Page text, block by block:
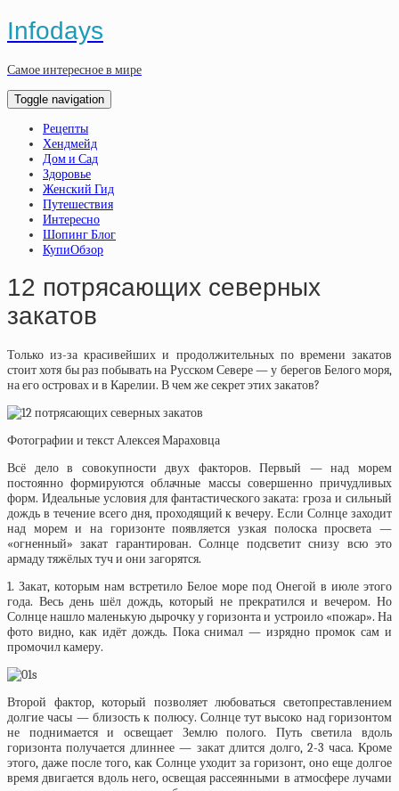
Infodays
Самое интересное в мире
Toggle navigation
Рецепты
Хендмейд
Дом и Сад
Здоровье
Женский Гид
Путешествия
Интересно
Шопинг Блог
КупиОбзор
12 потрясающих северных
закатов
Только из-за красивейших и продолжительных по времени закатов
стоит хотя бы раз побывать на Русском Севере — у берегов Белого моря,
на его островах и в Карелии. В чем же секрет этих закатов?
Фотографии и текст Алексея Мараховца
Всё дело в совокупности двух факторов. Первый — над морем
постоянно формируются облачные массы совершенно причудливых
форм. Идеальные условия для фантастического заката: гроза и сильный
дождь в течение всего дня, проходящий к вечеру. Если Солнце заходит
над морем и на горизонте появляется узкая полоска просвета —
«огненный» закат гарантирован. Солнце подсветит снизу всю это
армаду тяжёлых туч и они загорятся.
1. Закат, которым нам встретило Белое море под Онегой в июле этого
года. Весь день шёл дождь, который не прекратился и вечером. Но
Солнце нашло маленькую дырочку у горизонта и устроило «пожар». На
фото видно, как идёт дождь. Пока снимал — изрядно промок сам и
промочил камеру.
Второй фактор, который позволяет любоваться светопреставлением
долгие часы — близость к полюсу. Солнце тут высоко над горизонтом
не поднимается и освещает Землю полого. Путь светила вдоль
горизонта получается длиннее — закат длится долго, 2-3 часа. Кроме
этого, даже после того, как Солнце уходит за горизонт, оно еще долгое
время двигается вдоль него, освещая рассеянными в атмосфере лучами